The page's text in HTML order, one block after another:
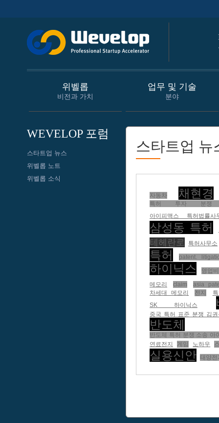
위벨롭
비전과 가치
업무 및 기술
분야
WEVELOP 포럼
스타트업 뉴스
위벨롭 노트
위벨롭 소식
스타트업 뉴
자동차 채현경
특허 투자 분쟁
아이피맥스 특허법률
삼성동 특허
테헤란로 특허사무소
특허 patent.
하이닉스
영업
메모리
claim
asia
차세대 메모리
전지
SK 하이닉스
중국 특허 표준 분쟁 김
반도체
반도체 특허 분쟁 소송 아
연료전지
게임 노하우
실용신안 태양전